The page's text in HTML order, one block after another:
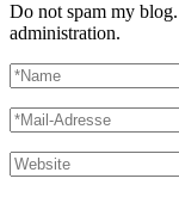
Do not spam my
administration.